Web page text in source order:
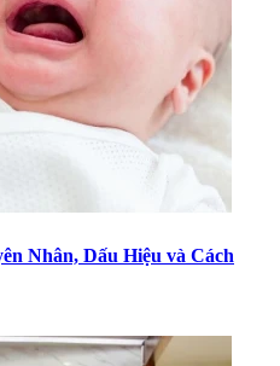
Nhân, Dấu Hiệu và Cách